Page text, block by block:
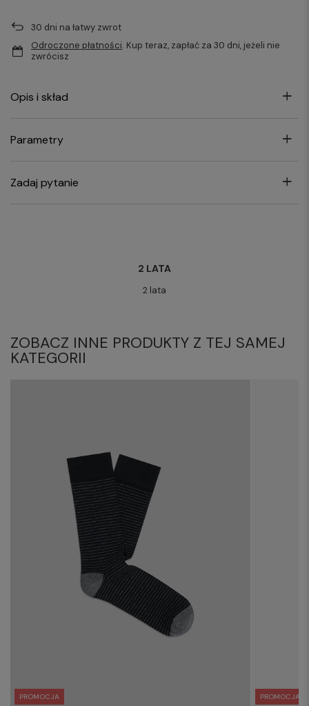
30 dni na łatwy zwrot
Odroczone płatności. Kup teraz, zapłać za 30 dni, jeżeli nie
zwrócisz
Opis i skład
Parametry
Zadaj pytanie
2 LATA
2 lata
ZOBACZ INNE PRODUKTY Z TEJ SAMEJ
KATEGORII
PROMOCJA PROMOCJA